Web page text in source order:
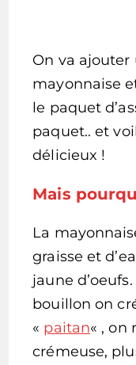
On va ajouter
mayonnaise
le paquet
paquet.. et
délicieux !
Mais
La
graisse et
jaune
bouillon on
« paitan« , on
crémeuse,